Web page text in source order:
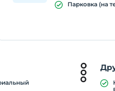
Парковка (на